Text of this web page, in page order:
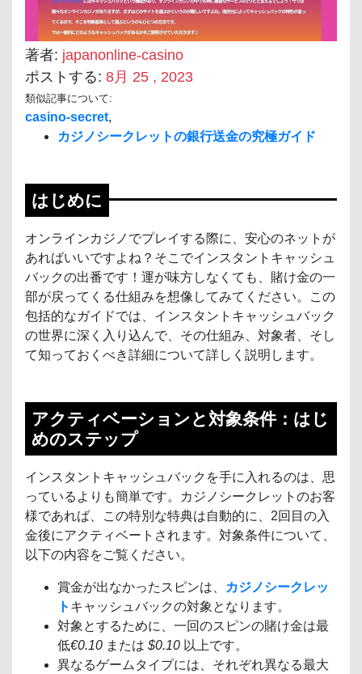
著者: japanonline-casino
ポストする: 8月 25 , 2023
類似記事について:
casino-secret,
カジノシークレットの銀行送金の究極ガイド
はじめに
オンラインカジノでプレイする際に、安心のネットが
あればいいですよね？そこでインスタントキャッシュ
バックの出番です！運が味方しなくても、賭け金の一
部が戻ってくる仕組みを想像してみてください。この
包括的なガイドでは、インスタントキャッシュバック
の世界に深く入り込んで、その仕組み、対象者、そし
て知っておくべき詳細について詳しく説明します。
アクティベーションと対象条件：はじ
めのステップ
インスタントキャッシュバックを手に入れるのは、思
っているよりも簡単です。カジノシークレットのお客
様であれば、この特別な特典は自動的に、2回目の入
金後にアクティベートされます。対象条件について、
以下の内容をご覧ください。
賞金が出なかったスピンは、
カジノシークレッ
ト キャッシュバックの対象となります。
対象とするために、一回のスピンの賭け金は最
低€0.10 または $0.10 以上です。
異なるゲームタイプには、それぞれ異なる最大